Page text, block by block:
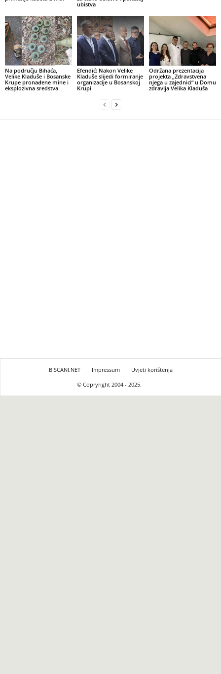
ubistva
Na području Bihaća,
Velike Kladuše i Bosanske
Krupe pronađene mine i
eksplozivna sredstva
Efendić: Nakon Velike
Kladuše slijedi formiranje
organizacije u Bosanskoj
Krupi
Održana prezentacija
projekta „Zdravstvena
njega u zajednici“ u Domu
zdravlja Velika Kladuša
BISCANI.NET Impressum
Uvjeti korištenja
© Copryright 2004 - 2025.